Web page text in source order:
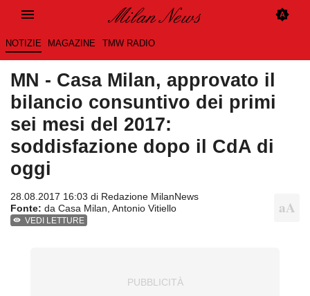
NOTIZIE MAGAZINE TMW RADIO
MN - Casa Milan, approvato il
bilancio consuntivo dei primi
sei mesi del 2017:
soddisfazione dopo il CdA di
oggi
28.08.2017 16:03 di Redazione MilanNews
Fonte: da Casa Milan, Antonio Vitiello
VEDI LETTURE